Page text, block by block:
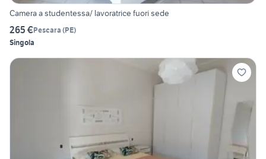
Camera a studentessa/ lavoratrice fuori sede
265 €Pescara (PE)
Singola